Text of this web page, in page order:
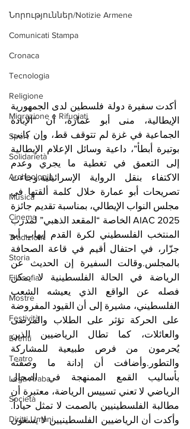
Նորություններ/Notizie Armene
Comunicati Stampa
Cronaca
Tecnologia
Religione
Migrazione e Rifugiati
Sport
Solidarietà
Archeologia
Musica
Cinema
Tradizioni
Storia
Filosofia
Mostre
Festività
Eventi
Teatro
Lega Araba
Società
Diritti Umani
الإيطالية، منى أبو عمارة، أن “الإبادة
الجماعية في غزة لم تتوقف قط، وإن كانت
الاكتفاء بنقل الرواية الإسرائيلية.وجاءت
تصريحات أبو عمارة خلال كلمة ألقتها في
AIAC 2025 الخاصة “المقعد الذهبي” لمدرب
المنتخب الفلسطيني لكرة القدم إيهاب أبو
بالمجلس.وقالت السفيرة إن الحديث عن
الرياضة في الحالة الفلسطينية لا يمكن
على الحركة تؤثر على الطلاب والمرضى
والعائلات، كما تطال الرياضيين الذين
بأساليب القمع الممنهجة في المجال
وأكدت أن الرياضيين الفلسطينيين لا يسعون